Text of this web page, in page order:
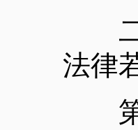
二
法律
第